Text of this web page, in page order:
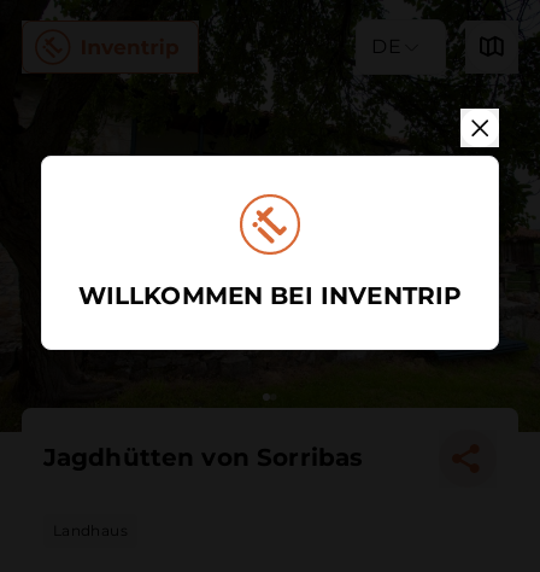
DE
Jagdhütten von Sorribas
Landhaus
WILLKOMMEN BEI INVENTRIP